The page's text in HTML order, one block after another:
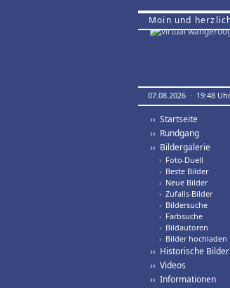
Moin und
07.08.2026 · 19:48
›› Startseite
›› Rundgang
›› Bildergalerie
› Foto-Duell
› Beste Bilder
› Neue Bilder
› Zufalls-Bilder
› Bildersuche
› Farbsuche
› Bildautoren
› Bilder hochladen
›› Historische Bilder
›› Videos
›› Informationen